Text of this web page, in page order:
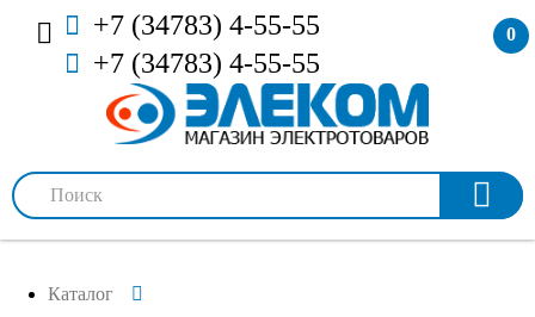
+7 (34783) 4-55-55
+7 (34783) 4-55-55
0
Каталог